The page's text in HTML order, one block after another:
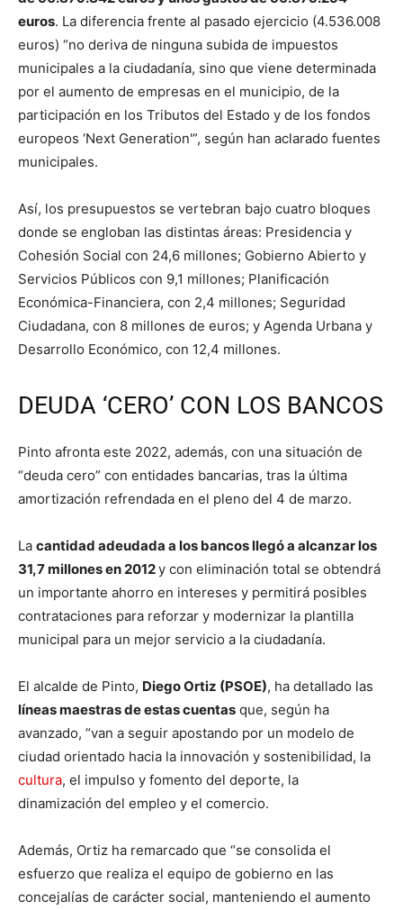
euros. La diferencia frente al pasado ejercicio (4.536.008
euros) “no deriva de ninguna subida de impuestos
municipales a la ciudadanía, sino que viene determinada
por el aumento de empresas en el municipio, de la
participación en los Tributos del Estado y de los fondos
europeos ‘Next Generation'”, según han aclarado fuentes
municipales.
Así, los presupuestos se vertebran bajo cuatro bloques
donde se engloban las distintas áreas: Presidencia y
Cohesión Social con 24,6 millones; Gobierno Abierto y
Servicios Públicos con 9,1 millones; Planificación
Económica-Financiera, con 2,4 millones; Seguridad
Ciudadana, con 8 millones de euros; y Agenda Urbana y
Desarrollo Económico, con 12,4 millones.
DEUDA ‘CERO’ CON LOS BANCOS
Pinto afronta este 2022, además, con una situación de
“deuda cero” con entidades bancarias, tras la última
amortización refrendada en el pleno del 4 de marzo.
La cantidad adeudada a los bancos llegó a alcanzar los
31,7 millones en 2012y con eliminación total se obtendrá
un importante ahorro en intereses y permitirá posibles
contrataciones para reforzar y modernizar la plantilla
municipal para un mejor servicio a la ciudadanía.
El alcalde de Pinto, Diego Ortiz (PSOE), ha detallado las
líneas maestras de estas cuentas que, según ha
avanzado, “van a seguir apostando por un modelo de
ciudad orientado hacia la innovación y sostenibilidad, la
cultura, el impulso y fomento del deporte, la
dinamización del empleo y el comercio.
Además, Ortiz ha remarcado que “se consolida el
esfuerzo que realiza el equipo de gobierno en las
concejalías de carácter social, manteniendo el aumento